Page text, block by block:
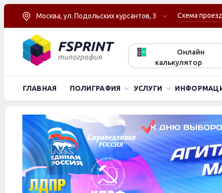
Москва, ул. Подольских курсантов, 3 Схема
Онлайн
калькулятор
ГЛАВНАЯ ПОЛИГРАФИЯ УСЛУГИ